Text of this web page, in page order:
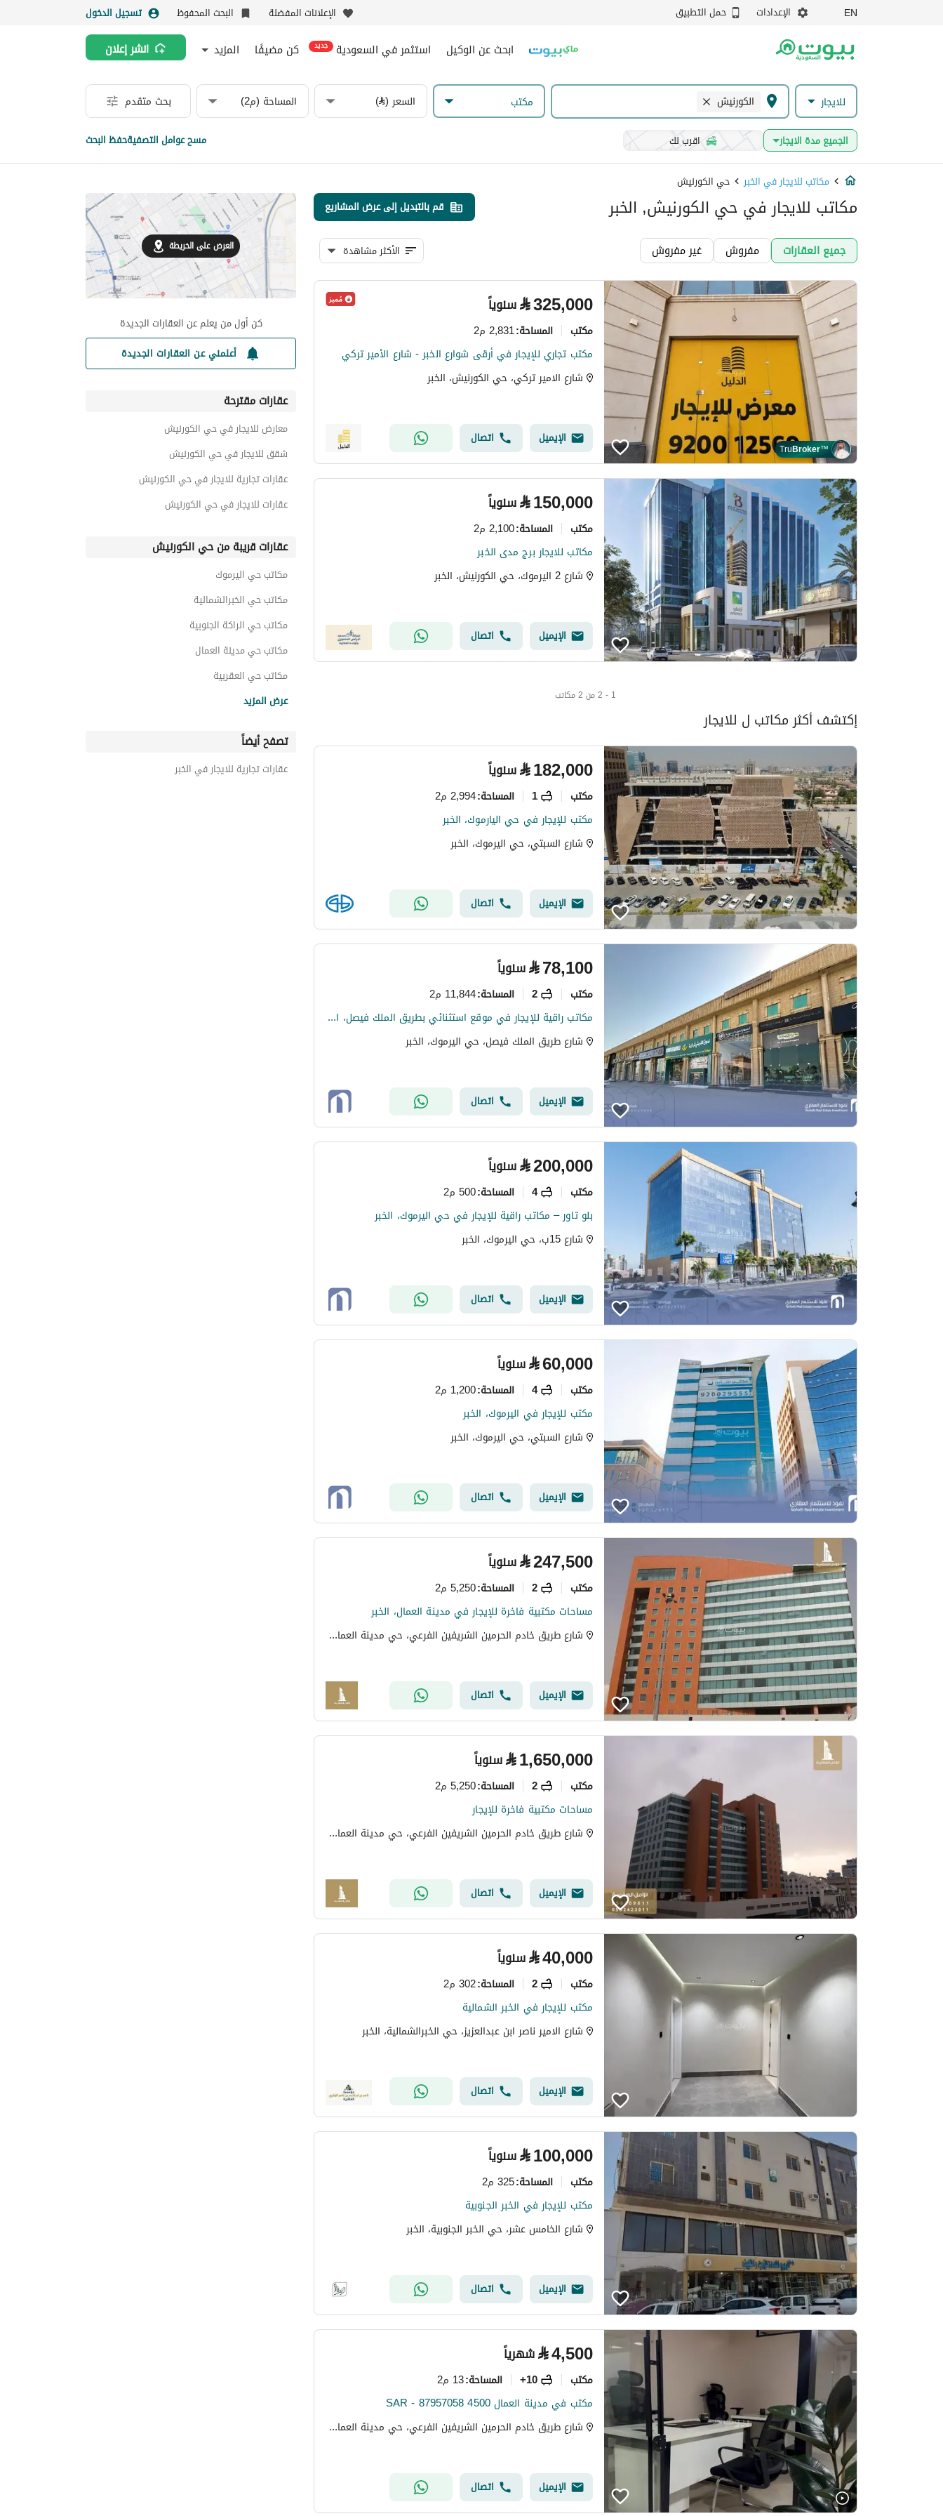
EN الإعدادات حمل التطبيق الإعلانات المفضلة البحث المحفوظ تسجيل الدخول
ابحث عن الوكيل استثمر في السعودية جديد كن مضيفًا المزيد انشر إعلان
للايجار الكورنيش مکتب السعر (⃁) المساحة (م2) بحث متقدم
الجميع مدة الايجار اقرب لك مسح عوامل التصفيةحفظ البحث
مكاتب للايجار في الخبر حي الكورنيش
مكاتب للايجار في حي الكورنيش, الخبر قم بالتبديل إلى عرض المشاريع
جميع العقارات مفروش غير مفروش الأكثر مشاهدة
TruBroker™
⃁325,000 سنوياً
مکتب المساحة:2,831 م2
مكتب تجاري للإيجار في أرقى شوارع الخبر - شارع الأمير تركي
شارع الامير تركي، حي الكورنيش، الخبر
الإيميل اتصال
⃁150,000 سنوياً
مکتب المساحة:2,100 م2
مكاتب للايجار برج مدى الخبر
شارع 2 اليرموك، حي الكورنيش، الخبر
الإيميل اتصال
1 - 2 من 2 مكاتب
إكتشف أكثر مكاتب ل للايجار
⃁182,000 سنوياً
مکتب 1 المساحة:2,994 م2
مكتب للإيجار في حي اليارموك، الخبر
شارع السبتي، حي اليرموك، الخبر
الإيميل اتصال
⃁78,100 سنوياً
مکتب 2 المساحة:11,844 م2
مكاتب راقية للإيجار في موقع استثنائي بطريق الملك فيصل، الخبر
شارع طريق الملك فيصل، حي اليرموك، الخبر
الإيميل اتصال
⃁200,000 سنوياً
مکتب 4 المساحة:500 م2
بلو تاور – مكاتب راقية للإيجار في حي اليرموك، الخبر
شارع 15ب، حي اليرموك، الخبر
الإيميل اتصال
⃁60,000 سنوياً
مکتب 4 المساحة:1,200 م2
مكتب للإيجار في اليرموك، الخبر
شارع السبتي، حي اليرموك، الخبر
الإيميل اتصال
⃁247,500 سنوياً
مکتب 2 المساحة:5,250 م2
مساحات مكتبية فاخرة للإيجار في مدينة العمال، الخبر
شارع طريق خادم الحرمين الشريفين الفرعي، حي مدينة العمال، الخبر
الإيميل اتصال
⃁1,650,000 سنوياً
مکتب 2 المساحة:5,250 م2
مساحات مكتبية فاخرة للإيجار
شارع طريق خادم الحرمين الشريفين الفرعي، حي مدينة العمال، الخبر
الإيميل اتصال
⃁40,000 سنوياً
مکتب 2 المساحة:302 م2
مكتب للإيجار في الخبر الشمالية
شارع الامير ناصر ابن عبدالعزيز، حي الخبرالشمالية، الخبر
الإيميل اتصال
⃁100,000 سنوياً
مکتب المساحة:325 م2
مكتب للإيجار في الخبر الجنوبية
شارع الخامس عشر، حي الخبر الجنوبية، الخبر
الإيميل اتصال
⃁4,500 شهرياً
مکتب 10+ المساحة:13 م2
مكتب في مدينة العمال 4500 SAR - 87957058
شارع طريق خادم الحرمين الشريفين الفرعي، حي مدينة العمال، الخبر
الإيميل اتصال
العرض على الخريطة
كن أول من يعلم عن العقارات الجديدة
أعلمني عن العقارات الجديدة
عقارات مقترحة
معارض للايجار في حي الكورنيش
شقق للايجار في حي الكورنيش
عقارات تجارية للايجار في حي الكورنيش
عقارات للايجار في حي الكورنيش
عقارات قريبة من حي الكورنيش
مكاتب حي اليرموك
مكاتب حي الخبرالشمالية
مكاتب حي الراكة الجنوبية
مكاتب حي مدينة العمال
مكاتب حي العقربية
مكاتب حي النورس
مكاتب حي الخالدية الجنوبية
عرض المزيد
تصفح أيضاً
عقارات تجارية للايجار في الخبر